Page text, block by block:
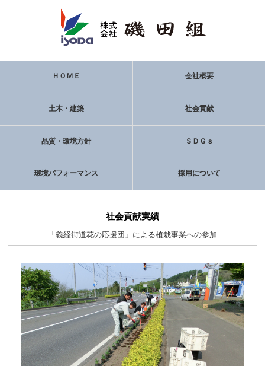
ＨＯＭＥ 会社概要
土木・建築 社会貢献
品質・環境方針 ＳＤＧｓ
環境パフォーマンス 採用について
社会貢献実績
「義経街道花の応援団」による植栽事業への参加